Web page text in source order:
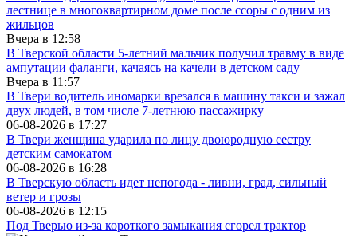
лестнице в многоквартирном доме после ссоры с одним из
жильцов
Вчера в 12:58
В Тверской области 5-летний мальчик получил травму в виде
ампутации фаланги, качаясь на качели в детском саду
Вчера в 11:57
В Твери водитель иномарки врезался в машину такси и зажал
двух людей, в том числе 7-летнюю пассажирку
06-08-2026 в 17:27
В Твери женщина ударила по лицу двоюродную сестру
детским самокатом
06-08-2026 в 16:28
В Тверскую область идет непогода - ливни, град, сильный
ветер и грозы
06-08-2026 в 12:15
Под Тверью из-за короткого замыкания сгорел трактор